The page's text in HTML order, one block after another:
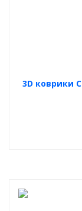
3D коврики